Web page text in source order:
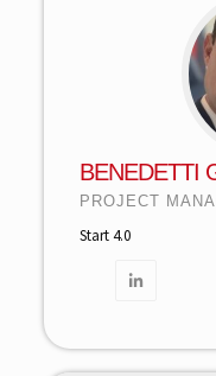
BENEDETTI
PROJECT
Start 4.0